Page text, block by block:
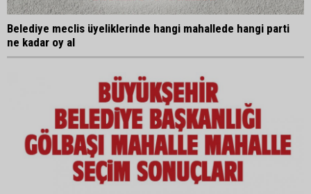
Belediye meclis üyeliklerinde hangi mahallede hangi parti
ne kadar oy al